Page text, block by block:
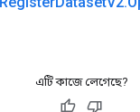
এটি কাজে লেগেছে?